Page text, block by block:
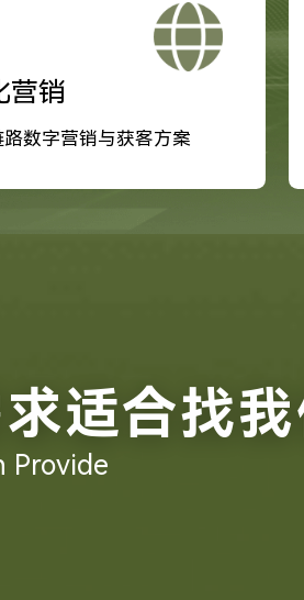
营销
数字营销与获客方案
适合找
Provide